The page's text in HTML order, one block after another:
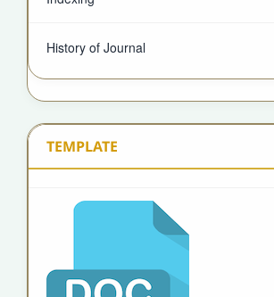
History of Journal
TEMPLATE